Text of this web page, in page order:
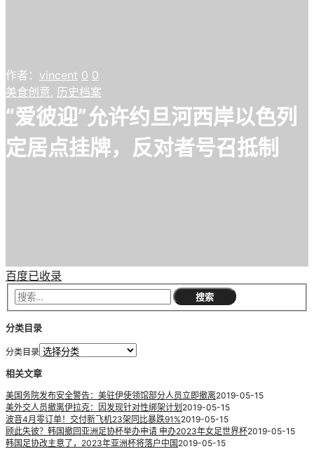
作者： vincent 0 0
美食创意, 历史档案
“爱彼迎”允许约旦河西岸以色列
定居点挂牌，反对者号召抵制
百度已收录
分类目录
分类目录
相关文章
美国务院发布安全警告：美驻伊使领馆部分人员立即撤离2019-05-15
美外交人员撤离伊拉克：因发现针对性绑架计划 2019-05-15
波音4月零订单！交付新飞机23架同比暴跌91%2019-05-15
顾此失彼？韩国撤回亚洲足协杯举办申请 申办2023年女足世界杯2019-05-15
韩国足协改主意了，2023年亚洲杯将落户中国 2019-05-15